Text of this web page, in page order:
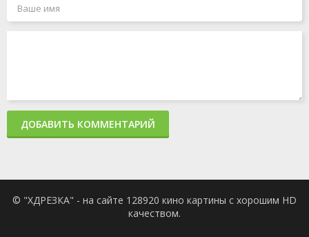
ДОБАВИТЬ КОММЕНТАРИЙ
© "ХДРЕЗКА" - на сайте 128920 кино картины с хорошим HD
качеством.